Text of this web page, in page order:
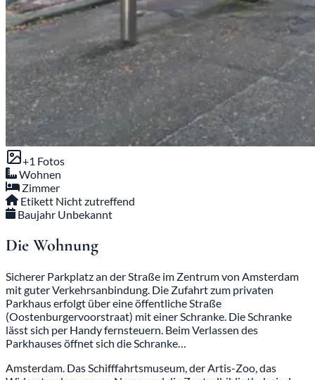
+1 Fotos
Wohnen
Zimmer
Etikett Nicht zutreffend
Baujahr Unbekannt
Die Wohnung
Sicherer Parkplatz an der Straße im Zentrum von Amsterdam
mit guter Verkehrsanbindung. Die Zufahrt zum privaten
Parkhaus erfolgt über eine öffentliche Straße
(Oostenburgervoorstraat) mit einer Schranke. Die Schranke
lässt sich per Handy fernsteuern. Beim Verlassen des
Parkhauses öffnet sich die Schranke…
Amsterdam. Das Schifffahrtsmuseum, der Artis-Zoo, das